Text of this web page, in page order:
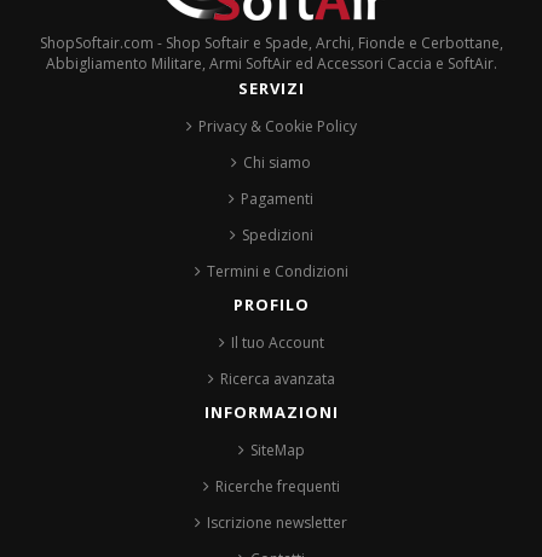
ShopSoftair.com - Shop Softair e Spade, Archi, Fionde e Cerbottane,
Abbigliamento Militare, Armi SoftAir ed Accessori Caccia e SoftAir.
SERVIZI
Privacy & Cookie Policy
Chi siamo
Pagamenti
Spedizioni
Termini e Condizioni
PROFILO
Il tuo Account
Ricerca avanzata
INFORMAZIONI
SiteMap
Ricerche frequenti
Iscrizione newsletter